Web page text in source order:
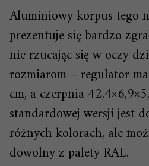
Aluminiowy korpus tego
prezentuje się bardzo
nie rzucając się w oczy
rozmiarom – regulator
cm, a czerpnia
standardowej wersji jest
różnych kolorach, ale
dowolny z palety RAL.